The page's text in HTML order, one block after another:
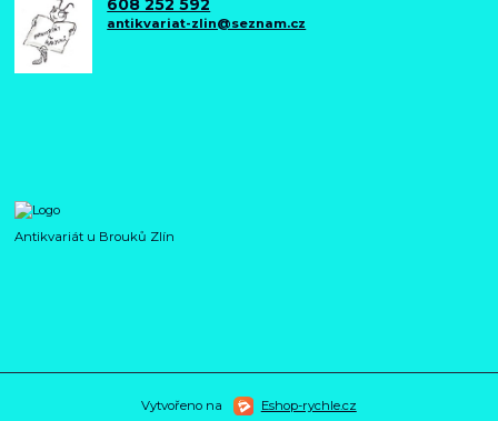
608 252 592
antikvariat-zlin@seznam.cz
Antikvariát u Brouků Zlín
Vytvořeno na Eshop-rychle.cz